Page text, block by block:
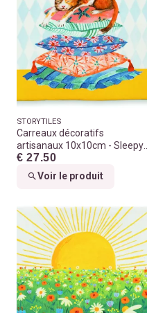
STORYTILES
Carreaux décoratifs
artisanaux 10x10cm - Sleepy
cat
€ 27.50
Voir le produit